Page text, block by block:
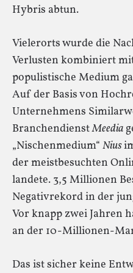
Hybris abtun.
Vielerorts wurde die
Verlusten kombiniert
populistische Medium
Auf der Basis von
Unternehmens
BranchendienstMeedia
„Nischenmedium“ Nius
der meistbesuchten
landete. 3,5 Millionen
Negativrekord in der
Vor knapp zwei Jahren
an der 10-Millionen-
Das ist sicher keine